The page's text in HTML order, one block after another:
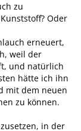
zu
Oder
erneuert,
weil der
und natürlich
hätte ich ihn
mit dem neuen
zu können.
in der